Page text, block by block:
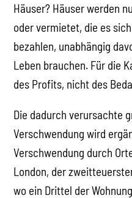
Häuser? Häuser werden
oder vermietet, die es
bezahlen, unabhängig
Leben brauchen. Für die
des Profits, nicht des
Die dadurch verursachte
Verschwendung wird
Verschwendung durch
London, der
wo ein Drittel der